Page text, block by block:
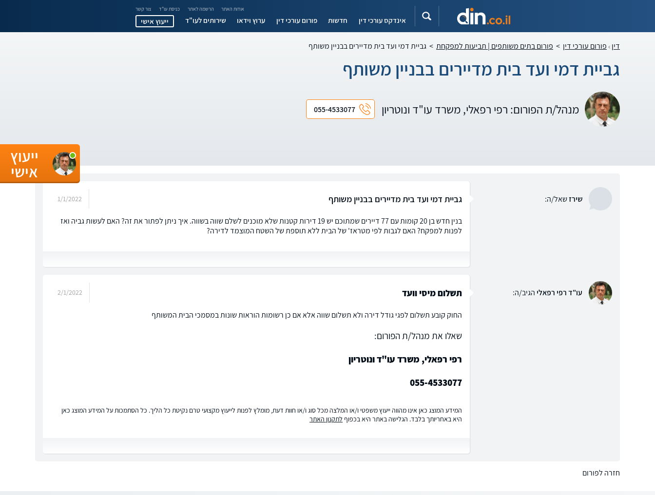
אודות האתר הרשמה לאתר כניסת עו"ד צור קשר
אינדקס עורכי דין חדשות פורום עורכי דין ערוץ וידאו שירותים לעו"ד ייעוץ אישי
דין פורום עורכי דין > פורום בתים משותפים | תביעות למפקחת > גביית דמי ועד בית מדיירים בבניין משותף
גביית דמי ועד בית מדיירים בבניין משותף
מנהל/ת הפורום: רפי רפאלי, משרד עו"ד ונוטריון 055-4533077
שירזשאל/ה: גביית דמי ועד בית מדיירים בבניין משותף 1/1/2022
בנין חדש בן 20 קומות עם 77 דיירים שמתוכם יש 19 דירות קטנות שלא מוכנים לשלם שווה בשווה. איך ניתן לפתור את זה? האם לעשות גביה ואז
לפנות למפקח? האם לגבות לפי מטראז' של הבית ללא תוספת של השטח המוצמד לדירה?
עו"ד רפי רפאלי הגיב/ה: תשלום מיסי וועד 2/1/2022
החוק קובע תשלום לפגי גודל דירה ולא תשלום שווה אלא אם כן רשומות הוראות שונות במסמכי הבית המשותף
שאלו את מנהל/ת הפורום:
רפי רפאלי, משרד עו"ד ונוטריון
055-4533077
המידע המוצג כאן אינו מהווה ייעוץ משפטי ו/או המלצה מכל סוג ו/או חוות דעת, מומלץ לפנות לייעוץ מקצועי טרם נקיטת כל הליך. כל הסתמכות על המידע המוצג כאן
היא באחריותך בלבד. הגלישה באתר היא בכפוף לתקנון האתר
חזרה לפורום
ייעוץ
אישי